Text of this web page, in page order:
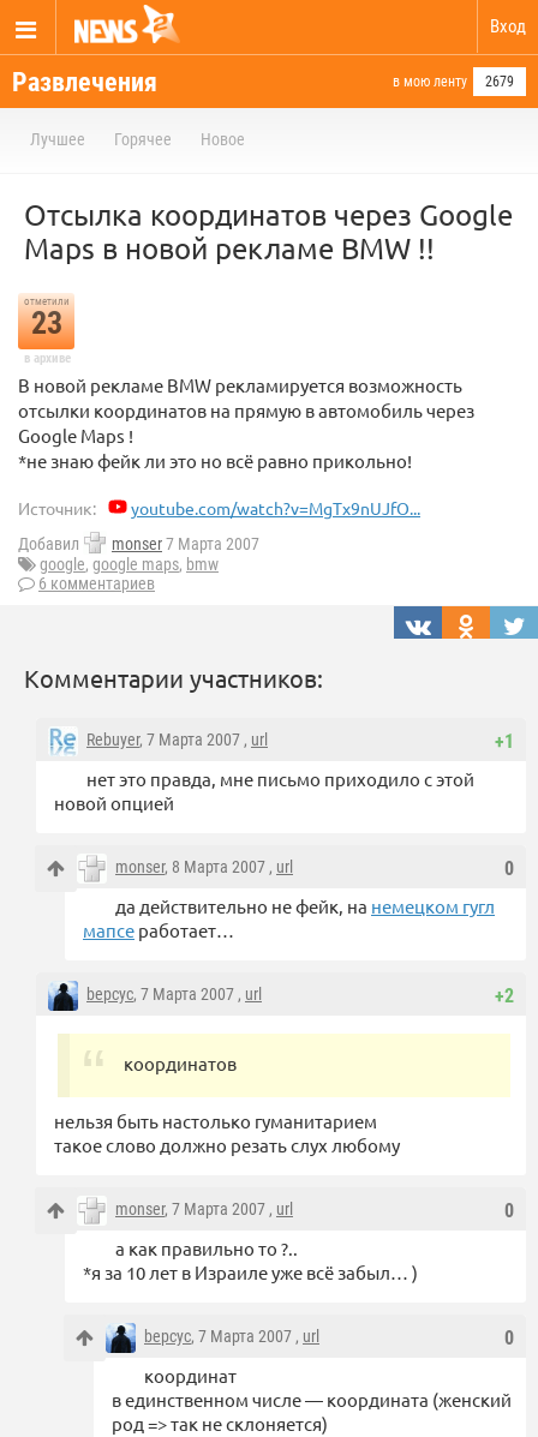
Вход
Развлечения в мою ленту 2679
Лучшее Горячее Новое
Отсылка координатов через Google
Maps в новой рекламе BMW !!
отметили
23
в архиве
В новой рекламе BMW рекламируется возможность
отсылки координатов на прямую в автомобиль через
Google Maps !
*не знаю фейк ли это но всё равно прикольно!
Источник: youtube.com/watch?v=MgTx9nUJfO...
Добавил monser7 Марта 2007
google, google maps, bmw
6 комментариев
Комментарии участников:
+1
Rebuyer, 7 Марта 2007 , url
нет это правда, мне письмо приходило с этой
новой опцией
0
monser, 8 Марта 2007 , url
да действительно не фейк, на немецком гугл
мапсе работает…
+2
bepcyc, 7 Марта 2007 , url
координатов
нельзя быть настолько гуманитарием
такое слово должно резать слух любому
0
monser, 7 Марта 2007 , url
а как правильно то ?..
*я за 10 лет в Израиле уже всё забыл… )
0
bepcyc, 7 Марта 2007 , url
координат
в единственном числе — координата (женский
род => так не склоняется)